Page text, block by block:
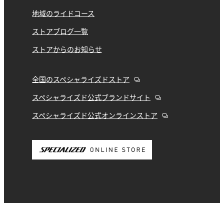
地域のライドコース
ストアブログ一覧
ストアからのお知らせ
全国のスペシャライズドストア
スペシャライズド公式ブランドサイト
スペシャライズド公式オンラインストア